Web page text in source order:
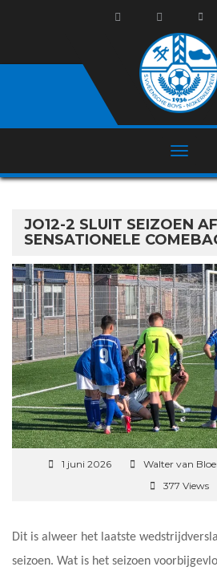
JO12-2 SLUIT SEIZOEN
SENSATIONELE
1 juni 2026 Walter van
377 Views
Dit is alweer het laatste
seizoen. Wat is het seizoen